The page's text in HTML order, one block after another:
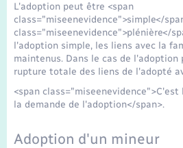
Organisation d’événement
Sécurité - Prévention
Seniors
Transports
L'adoption peut être <span
class="miseenevidence">simple</
class="miseenevidence">plénière</
l'adoption simple, les liens avec la
maintenus. Dans le cas de l'adoption
rupture totale des liens de l'adopté
<span
la demande de l'adoption</span>.
Adoption d'un mineur